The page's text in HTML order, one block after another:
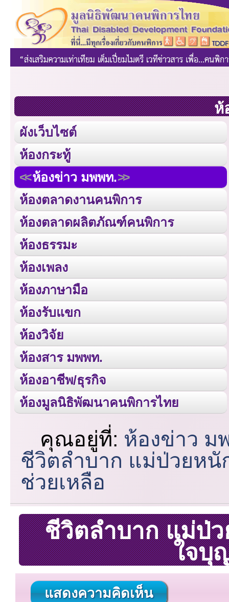
ห้
ผังเว็บไซต์
ห้องกระทู้
ห้องข่าว มพพท.
ห้องตลาดงานคนพิการ
ห้องตลาดผลิตภัณฑ์คนพิการ
ห้องธรรมะ
ห้องเพลง
ห้องภาษามือ
ห้องรับแขก
ห้องวิจัย
ห้องสาร มพพท.
ห้องอาชีพ/ธุรกิจ
ห้องมูลนิธิพัฒนาคนพิการไทย
คุณอยู่ที่: ห้องข่าว ม
ชีวิตลำบาก แม่ป่วยห
ช่วยเหลือ
ชีวิตลำบาก แม่ป่
ใจบุ
แสดงความคิดเห็น